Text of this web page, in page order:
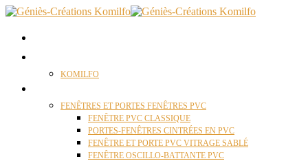
KOMILFO
FENÊTRES ET PORTES FENÊTRES PVC
FENÊTRE PVC CLASSIQUE
PORTES-FENÊTRES CINTRÉES EN PVC
FENÊTRE ET PORTE PVC VITRAGE SABLÉ
FENÊTRE OSCILLO-BATTANTE PVC